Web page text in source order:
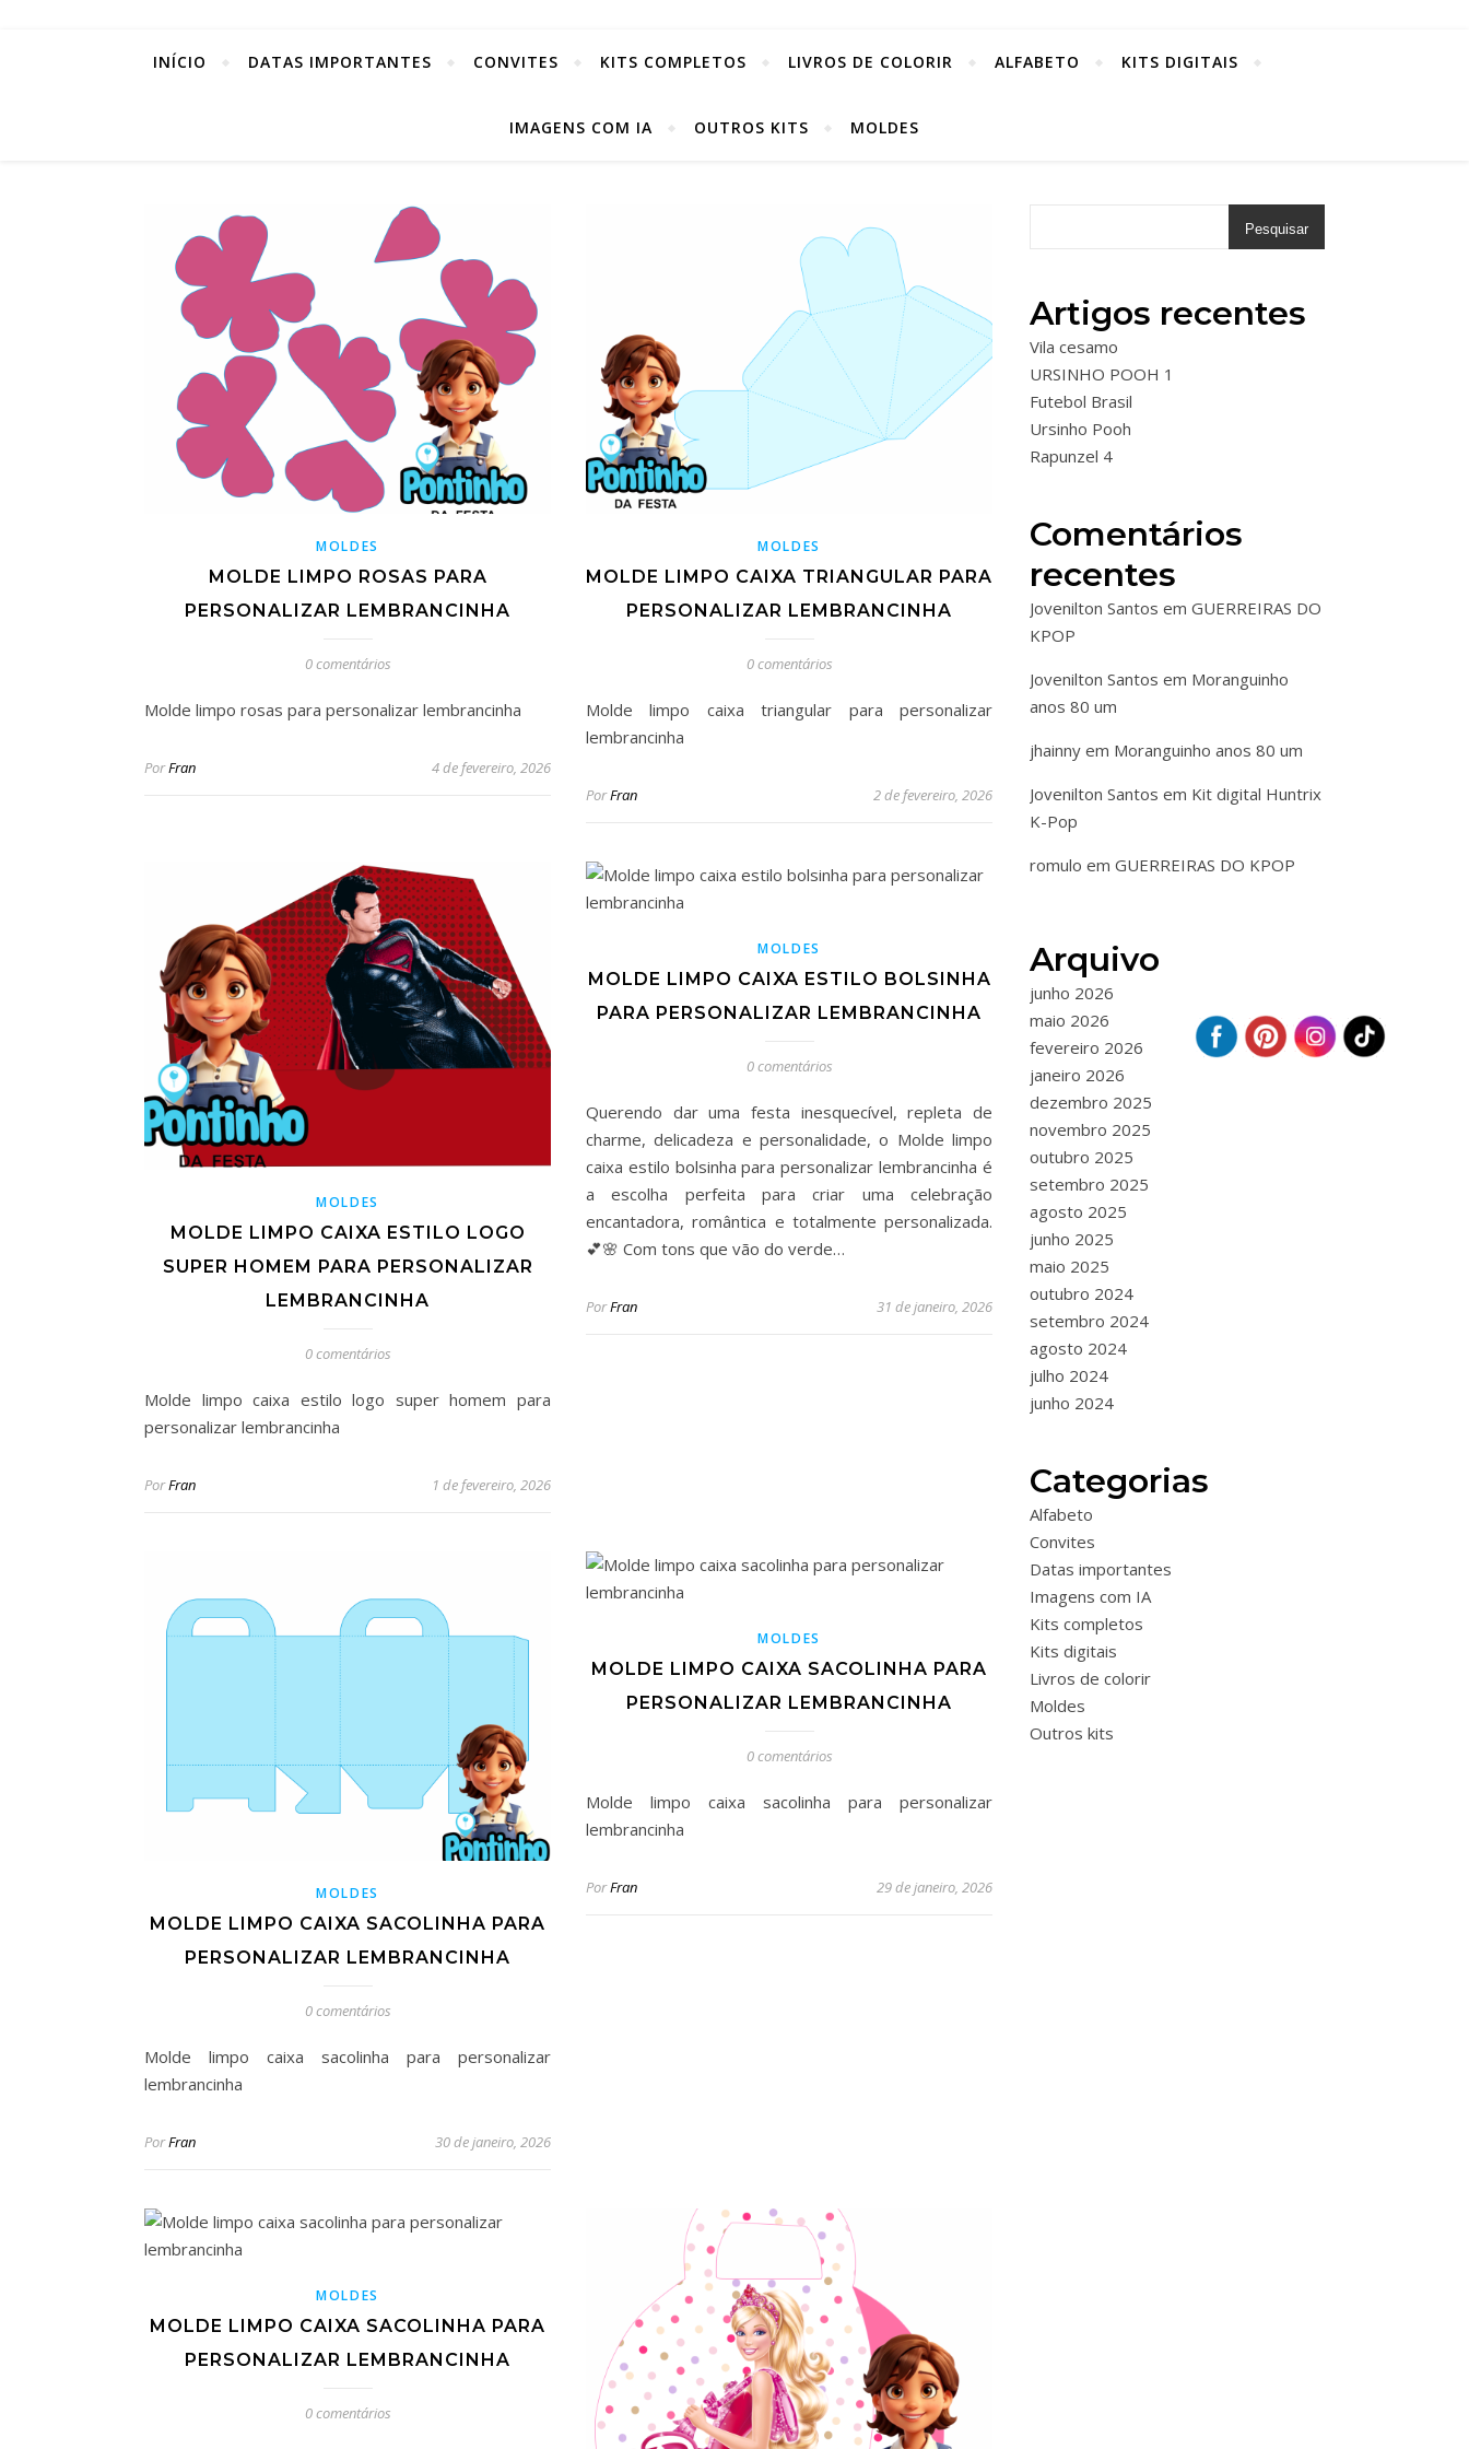
INÍCIO DATAS IMPORTANTES CONVITES KITS COMPLETOS LIVROS DE COLORIR ALFABETO KITS DIGITAIS
IMAGENS COM IA OUTROS KITS MOLDES
MOLDES
MOLDE LIMPO ROSAS PARA
PERSONALIZAR LEMBRANCINHA
0 comentários
Molde limpo rosas para personalizar lembrancinha
PorFran 4 de fevereiro, 2026
MOLDES
MOLDE LIMPO CAIXA TRIANGULAR PARA
PERSONALIZAR LEMBRANCINHA
0 comentários
Molde limpo caixa triangular para personalizar
lembrancinha
PorFran 2 de fevereiro, 2026
MOLDES
MOLDE LIMPO CAIXA ESTILO LOGO
SUPER HOMEM PARA PERSONALIZAR
LEMBRANCINHA
0 comentários
Molde limpo caixa estilo logo super homem para
personalizar lembrancinha
PorFran 1 de fevereiro, 2026
MOLDES
MOLDE LIMPO CAIXA ESTILO BOLSINHA
PARA PERSONALIZAR LEMBRANCINHA
0 comentários
Querendo dar uma festa inesquecível, repleta de
charme, delicadeza e personalidade, o Molde limpo
caixa estilo bolsinha para personalizar lembrancinha é
a escolha perfeita para criar uma celebração
encantadora, romântica e totalmente personalizada.
💕🌸 Com tons que vão do verde…
PorFran 31 de janeiro, 2026
MOLDES
MOLDE LIMPO CAIXA SACOLINHA PARA
PERSONALIZAR LEMBRANCINHA
0 comentários
Molde limpo caixa sacolinha para personalizar
lembrancinha
PorFran 30 de janeiro, 2026
MOLDES
MOLDE LIMPO CAIXA SACOLINHA PARA
PERSONALIZAR LEMBRANCINHA
0 comentários
Molde limpo caixa sacolinha para personalizar
lembrancinha
PorFran 29 de janeiro, 2026
MOLDES
MOLDE LIMPO CAIXA SACOLINHA PARA
PERSONALIZAR LEMBRANCINHA
0 comentários
Pesquisar
Artigos recentes
Vila cesamo
URSINHO POOH 1
Futebol Brasil
Ursinho Pooh
Rapunzel 4
Comentários
recentes
Jovenilton Santos em GUERREIRAS DO
KPOP
Jovenilton Santos em Moranguinho
anos 80 um
jhainny em Moranguinho anos 80 um
Jovenilton Santos em Kit digital Huntrix
K-Pop
romulo em GUERREIRAS DO KPOP
Arquivo
junho 2026
maio 2026
fevereiro 2026
janeiro 2026
dezembro 2025
novembro 2025
outubro 2025
setembro 2025
agosto 2025
junho 2025
maio 2025
outubro 2024
setembro 2024
agosto 2024
julho 2024
junho 2024
Categorias
Alfabeto
Convites
Datas importantes
Imagens com IA
Kits completos
Kits digitais
Livros de colorir
Moldes
Outros kits